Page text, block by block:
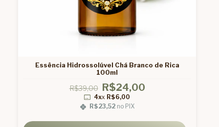
Essência Hidrossolúvel Chá Branco de Rica
100ml
R$39,00 R$24,00
4xx R$6,00
R$23,52no PIX